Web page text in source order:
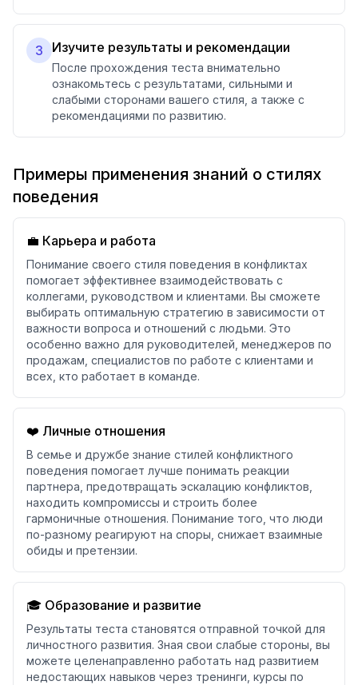
3 Изучите результаты и рекомендации
После прохождения теста внимательно
ознакомьтесь с результатами, сильными и
слабыми сторонами вашего стиля, а также с
рекомендациями по развитию.
Примеры применения знаний о стилях
поведения
💼 Карьера и работа
Понимание своего стиля поведения в конфликтах
помогает эффективнее взаимодействовать с
коллегами, руководством и клиентами. Вы сможете
выбирать оптимальную стратегию в зависимости от
важности вопроса и отношений с людьми. Это
особенно важно для руководителей, менеджеров по
продажам, специалистов по работе с клиентами и
всех, кто работает в команде.
❤️ Личные отношения
В семье и дружбе знание стилей конфликтного
поведения помогает лучше понимать реакции
партнера, предотвращать эскалацию конфликтов,
находить компромиссы и строить более
гармоничные отношения. Понимание того, что люди
по-разному реагируют на споры, снижает взаимные
обиды и претензии.
🎓 Образование и развитие
Результаты теста становятся отправной точкой для
личностного развития. Зная свои слабые стороны, вы
можете целенаправленно работать над развитием
недостающих навыков через тренинги, курсы по